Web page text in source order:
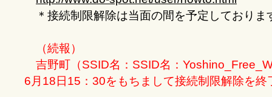
＊接続制限解除は当面の間を予定しておりま
（続報）
吉野町（SSID名：SSID名：
6月18日15：30をもちまして接続制限解除を終